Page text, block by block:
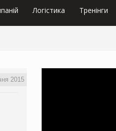
Логістика Тренінги
2015